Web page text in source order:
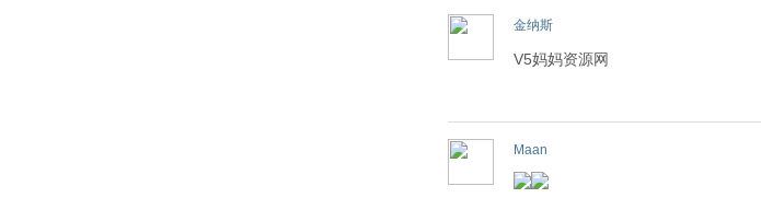
金纳斯
V5妈妈资源网
Maan